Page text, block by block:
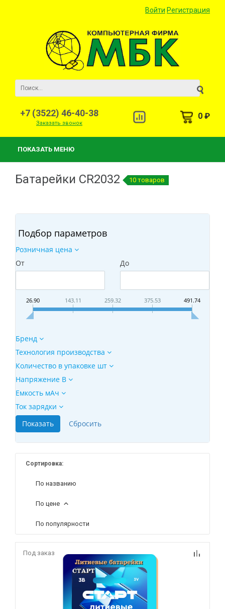
Войти Регистрация
+7 (3522) 46-40-38
Заказать звонок
0 ₽
ПОКАЗАТЬ МЕНЮ
Батарейки CR2032 10 товаров
Подбор параметров
Розничная цена
От
До
26.90 143.11 259.32 375.53 491.74
Бренд
Технология производства
Количество в упаковке шт
Напряжение В
Емкость мАч
Ток зарядки
Сортировка:
По названию
По цене
По популярности
Под заказ